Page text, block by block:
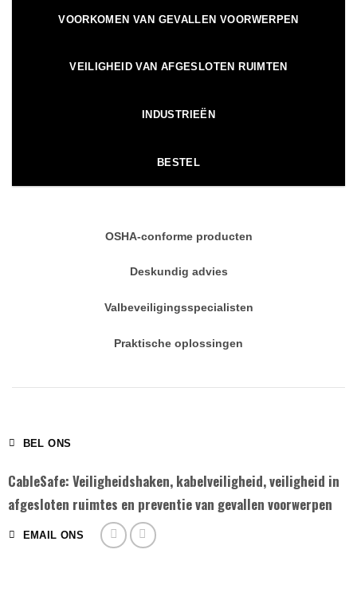
VOORKOMEN VAN GEVALLEN VOORWERPEN
VEILIGHEID VAN AFGESLOTEN RUIMTEN
INDUSTRIEËN
BESTEL
OSHA-conforme producten
Deskundig advies
Valbeveiligingsspecialisten
Praktische oplossingen
BEL ONS
CableSafe: Veiligheidshaken, kabelveiligheid, veiligheid in
afgesloten ruimtes en preventie van gevallen voorwerpen
EMAIL ONS